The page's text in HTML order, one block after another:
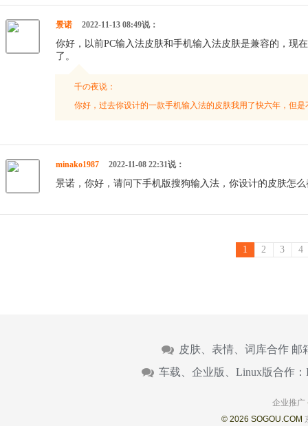
景诺 2022-11-13 08:49说：
你好，以前PC输入法皮肤和手机输入法皮肤是兼容的，现
了。
千の夜说：
你好，过去你设计的一款手机输入法的皮肤我用了快六年，但
minako1987 2022-11-08 22:31说：
景诺，你好，请问下手机版搜狗输入法，你设计的皮肤怎
1 2 3 4
皮肤、表情、词库合作 邮
车载、企业版、Linux版合作：
企业推广
© 2026 SOGOU.COM